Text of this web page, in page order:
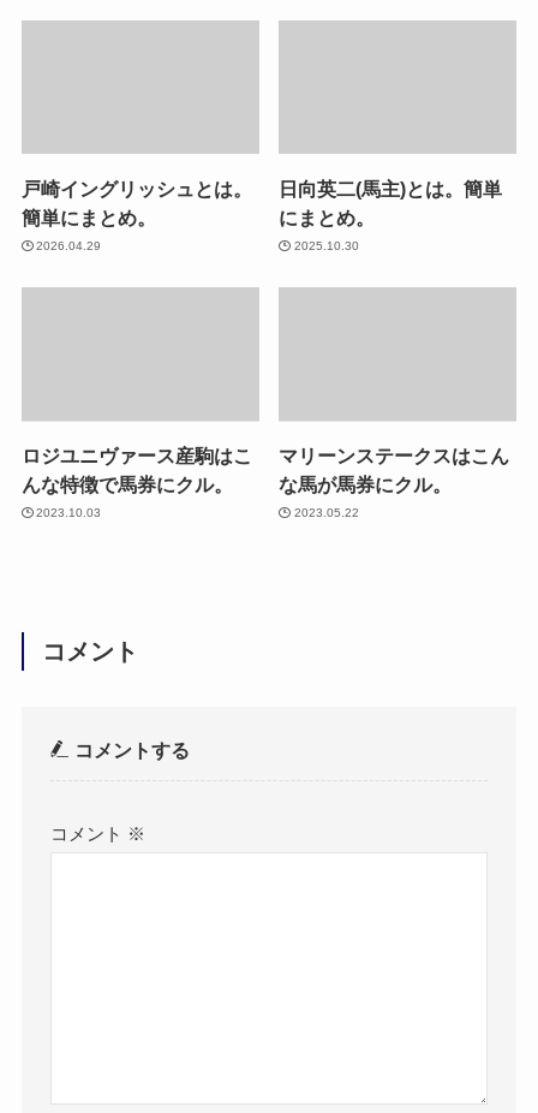
戸崎イングリッシュとは。
簡単にまとめ。
2026.04.29
日向英二(馬主)とは。簡単
にまとめ。
2025.10.30
ロジユニヴァース産駒はこ
んな特徴で馬券にクル。
2023.10.03
マリーンステークスはこん
な馬が馬券にクル。
2023.05.22
コメント
コメントする
コメント ※